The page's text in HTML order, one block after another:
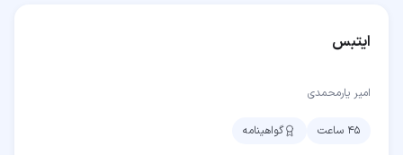
ایتبس
امیر یارمحمدی
۴۵ ساعت گواهینامه